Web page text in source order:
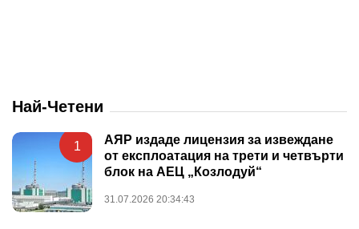
Най-Четени
1
АЯР издаде лицензия за извеждане
от експлоатация на трети и четвърти
блок на АЕЦ „Козлодуй“
31.07.2026 20:34:43